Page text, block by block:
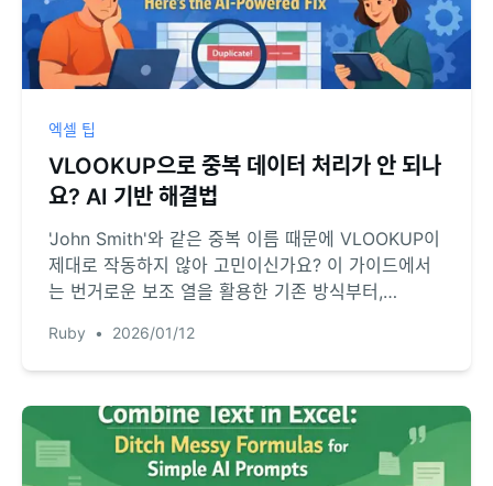
엑셀 팁
VLOOKUP으로 중복 데이터 처리가 안 되나
요? AI 기반 해결법
'John Smith'와 같은 중복 이름 때문에 VLOOKUP이
제대로 작동하지 않아 고민이신가요? 이 가이드에서
는 번거로운 보조 열을 활용한 기존 방식부터,
상적인 언어로 단 몇 초 만에 문제를 해결하는 방법까
지 모두 공개합니다.
Ruby • 2026/01/12